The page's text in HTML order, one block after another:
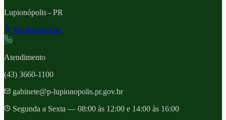
Lupionópolis - PR
Ver localizacao
Atendimento
(43) 3660-1100
gabinete@p-lupionopolis.pr.gov.br
Segunda a Sexta — 08:00 às 12:00 e 14:00 às 16:00